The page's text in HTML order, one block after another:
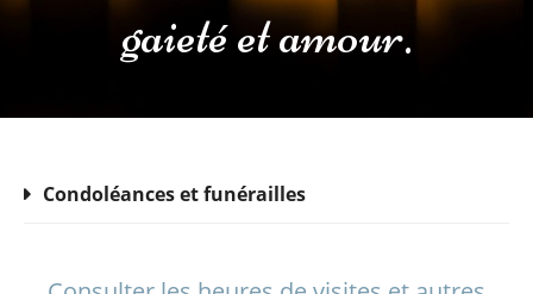
gaieté et amour.
Condoléances et funérailles